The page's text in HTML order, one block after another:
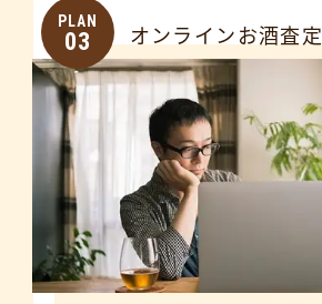
PLAN
03 オンラインお酒査定